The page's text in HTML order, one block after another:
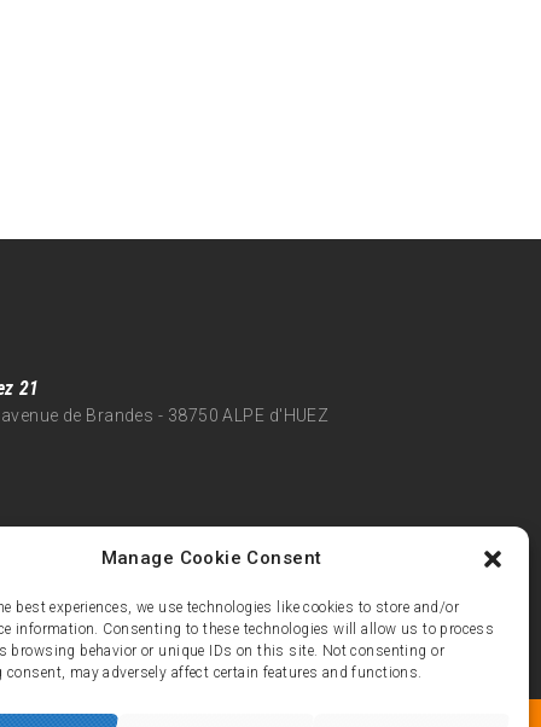
Manage Cookie Consent
best experiences, we use technologies like cookies to store and/or
information. Consenting to these technologies will allow us to process
browsing behavior or unique IDs on this site. Not consenting or
may adversely affect certain features and functions.
21
de Brandes - 38750 ALPE d'HUEZ